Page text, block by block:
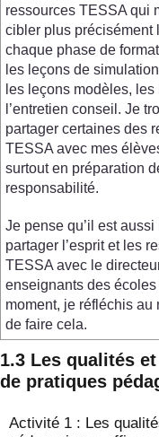
ressources TESSA qui
cibler plus précisément
chaque phase de
les leçons de
les leçons modèles, les
l’entretien conseil. Je
partager certaines des
TESSA avec mes
surtout en préparation
responsabilité.
Je pense qu’il est
partager l’esprit et les
TESSA avec le
enseignants des
moment, je réfléchis au
de faire cela.
1.3 Les qualités
de pratiques
Activité 1 : Les